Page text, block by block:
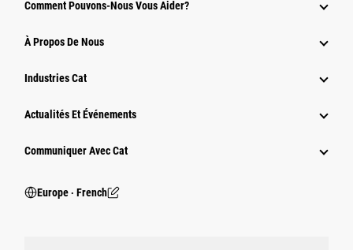
Comment Pouvons-Nous Vous Aider?
À Propos De Nous
Industries Cat
Actualités Et Événements
Communiquer Avec Cat
Europe ‧ French